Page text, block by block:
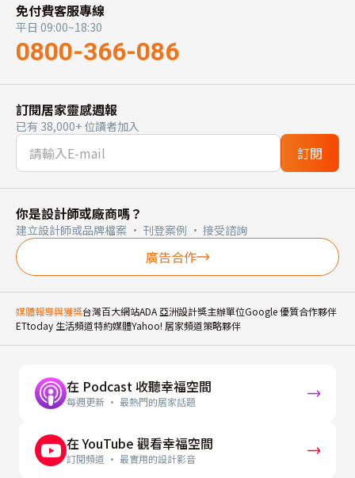
免付費客服專線
平日 09:00~18:30
0800-366-086
訂閱居家靈感週報
已有 38,000+ 位讀者加入
訂閱
你是設計師或廠商嗎？
建立設計師或品牌檔案 · 刊登案例 · 接受諮詢
廣告合作
媒體報導與獲獎台灣百大網站ADA 亞洲設計獎主辦單位Google 優質合作夥伴
ETtoday 生活頻道特約媒體Yahoo! 居家頻道策略夥伴
在 Podcast 收聽幸福空間
每週更新 · 最熱門的居家話題
在 YouTube 觀看幸福空間
訂閱頻道 · 最實用的設計影音